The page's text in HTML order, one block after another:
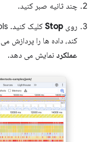
چند ثانیه صبر کنید.
روی Stop
کند، داده ها را پردازش
عملکرد نمایش می دهد.